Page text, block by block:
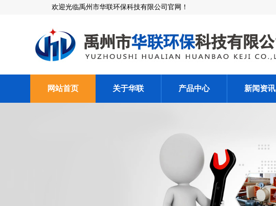
欢迎光临禹州市华联环保科技有限公司官网！
网站首页 关于华联 产品中心 新闻资讯